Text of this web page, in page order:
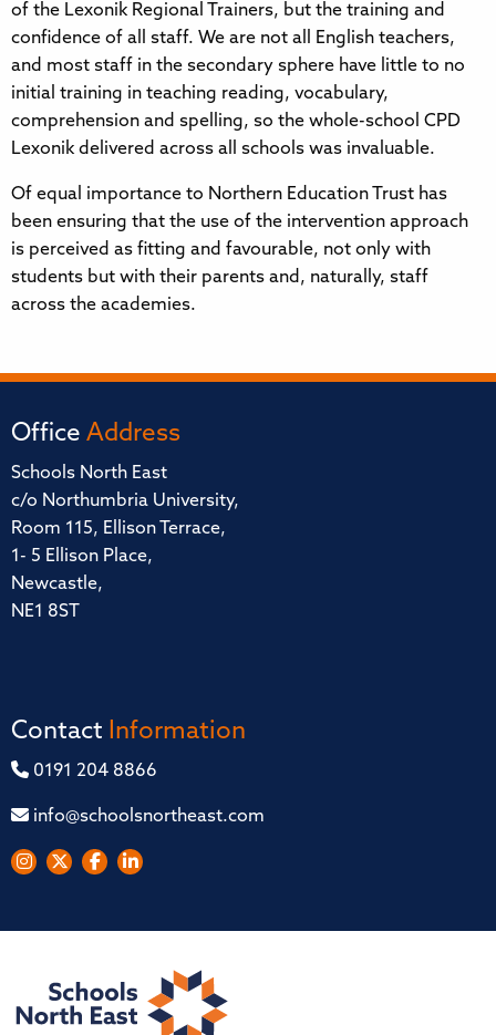
of the Lexonik Regional Trainers, but the training and
confidence of all staff. We are not all English teachers,
and most staff in the secondary sphere have little to no
initial training in teaching reading, vocabulary,
comprehension and spelling, so the whole-school CPD
Lexonik delivered across all schools was invaluable.​​​​‌‍​‍​‍‌‍‌​‍‌‍‍‌‌‍‌‌‍‍‌‌‍‍​‍​‍​‍‍​‍​‍‌​‌‍​‌‌‍‍‌‍‍‌‌‌​‌‍‌​‍‍‌‍‍‌‌‍​‍​‍​‍​​‍​‍‌‍‍​‌​‍‌‍‌‌‌‍‌‍​‍​‍​‍‍​‍​‍​‍‌​‌‌​‌‌‌‌‍‌​‌‍‍‌‌‍​‍‌‍‍‌‌‍‍‌‌​‌‍‌‌‌‍‍‌‌​​‍‌‍‌‌‌‍‌​‌‍‍‌‌‌​​‍‌‍‌‌‍‌‍‌​‌‍‌‌​‌‌​​‌​‍‌‍‌‌‌​‌‍‌‌‌‍‍‌‌​‌‍​‌‌‌​‌‍‍‌‌‍‌‍‍​‍‌‍‍‌‌‍‌​​‌‌‍​‌‌‍‌‍​​​​‍‌​‍‌​‍‌‌‍‌‍‌‍​‍​‍‌​‌‍​​‌‌‍‌​​‌​‍‌​‌​​​​​‌‌‍​​‍‌​‍​​‌‍​‌​‍‌​‍‌​‍‌​‌‍​‌‌​​‌‍‌‍​​‌​​‍​‍​​​​​‌‌​‌‍‌‍​‍​‍‌‌​‌‍‌‌​​‌‍‌‌​‌‌​‌‌​‌‍‌​‍‌‍‌​‍‌​​‌‍​‌‌‌​‌‍‍​​‌‌‍​‍‌‍‌‍‌​‌‍‌​‍‌‌​‌‌‌​​‍‌‌‌‍‍‌‍‌‌‌‍‌​‍‌‌​​‌​‌​​‍‌‌​​‌​‌​​‍‌‌​​‍​​‍​‍​​‌‌‍​‍‌‍​‌‌‍‌​​‌‍​​​​​‌‌‍‌‍​‍​​​‌‌‍‌‌​‍‌‌​​‍​​‍​‍‌‌​‌‌‌​‌​​‍‍‌‍​‌‍‍​‌‍‍‌‌‍​‌‍‌​‌​‍‌‍‌‌‌‍‍​‍‌‌​‌‌‌​​‍‌‌‌‍‍‌‍‌‌‌‍‌​‍‌‌​​‌​‌​​‍‌‌​​‌​‌​​‍‌‌​​‍​​‍‌‍‌​​‌‍​‌‌‌‍‌‍​‌​‌‌‍​‌‌‍‌‍​​​​​‌​​‍‌‍​​​​​‍‌‌​​‍​​‍​‍‌‌​‌‌‌​‌​​‍‍‌‌​‌‍‌‌‌‍​‌‌​​‌‍​‍‌‍​‌‌​‌‍‌‌‌‌‌‌‌​‍‌‍​​‌​‍‌‌​​‍‌​‌‍‌​‌‌​‌‌‌‌‍‌​‌‍‍‌‌‍​‍‌‍‌‍‍‌‌‍‌​​‌‌‍​‌‌‍‌‍​​​​‍‌​‍‌​‍‌‌‍‌‍‌‍​‍​‍‌​‌‍​​‌‌‍‌​​‌​‍‌​‌​​​​​‌‌‍​​‍‌​‍​​‌‍​‌​‍‌​‍‌​‍‌​‌‍​‌‌​​‌‍‌‍​​‌​​‍​‍​​​​​‌‌​‌‍‌‍​‍​‍‌‍‌‌​‌‍‌‌​​‌‍‌‌​‌‌​‌‌​‌‍‌​‍‌‍‌​‍‌‍‌​​‌‍​‌‌‌​‌‍‍​​‌‌‍​‍‌‍‌‍‌​‌‍‌​‍‌‌​‌‌‌​​‍‌‌‌‍‍‌‍‌‌‌‍‌​‍‌‌​​‌​‌​​‍‌‌​​‌​‌​​‍‌‌​​‍​​‍​‍​​‌‌‍​‍‌‍​‌‌‍‌​​‌‍​​​​​‌‌‍‌‍​‍​​​‌‌‍‌‌​‍‌‌​​‍​​‍​‍‌‌​‌‌‌​‌​​‍‍‌‍​‌‍‍​‌‍‍‌‌‍​‌‍‌​‌​‍‌‍‌‌‌‍‍​‍‌‌​‌‌‌​​‍‌‌‌‍‍‌‍‌‌‌‍‌​‍‌‌​​‌​‌​​‍‌‌​​‌​‌​​‍‌‌​​‍​​‍‌‍‌​​‌‍​‌‌‌‍‌‍​‌​‌‌‍​‌‌‍‌‍​​​​​‌​​‍‌‍​​​​​‍‌‌​​‍​​‍​‍‌‌​‌‌‌​‌​​‍‍‌‌​‌‍‌‌‌‍​‌‌​​‍‌‍‌​​‌‍‌‌‌​‍‌​‌​​‌‍‌‌‌‍​‌‌​‌‍‍‌‌‌‍‌‍‌‌​‌‌​​‌‌‌‌‍​‍‌‍​‌‍‍‌‌​‌‍‍​‌‍‌‌‌‍‌​​‍​‍‌‌
Of equal importance to ​​​​‌‍​‍​‍‌‍‌​‍‌‍‍‌‌‍‌‌‍‍‌‌‍‍​‍​‍​‍‍​‍​‍‌​‌‍​‌‌‍‍‌‍‍‌‌‌​‌‍‌​‍‍‌‍‍‌‌‍​‍​‍​‍​​‍​‍‌‍‍​‌​‍‌‍‌‌‌‍‌‍​‍​‍​‍‍​‍​‍​‍‌​‌‌​‌‌‌‌‍‌​‌‍‍‌‌‍​‍‌‍‍‌‌‍‍‌‌​‌‍‌‌‌‍‍‌‌​​‍‌‍‌‌‌‍‌​‌‍‍‌‌‌​​‍‌‍‌‌‍‌‍‌​‌‍‌‌​‌‌​​‌​‍‌‍‌‌‌​‌‍‌‌‌‍‍‌‌​‌‍​‌‌‌​‌‍‍‌‌‍‌‍‍​‍‌‍‍‌‌‍‌​​‌‌‍​‌‌‍‌‍​​​​‍‌​‍‌​‍‌‌‍‌‍‌‍​‍​‍‌​‌‍​​‌‌‍‌​​‌​‍‌​‌​​​​​‌‌‍​​‍‌​‍​​‌‍​‌​‍‌​‍‌​‍‌​‌‍​‌‌​​‌‍‌‍​​‌​​‍​‍​​​​​‌‌​‌‍‌‍​‍​‍‌‌​‌‍‌‌​​‌‍‌‌​‌‌​‌‌​‌‍‌​‍‌‍‌​‍‌​​‌‍​‌‌‌​‌‍‍​​‌‌‍​‍‌‍‌‍‌​‌‍‌​‍‌‌​‌‌‌​​‍‌‌‌‍‍‌‍‌‌‌‍‌​‍‌‌​​‌​‌​​‍‌‌​​‌​‌​​‍‌‌​​‍​​‍‌‍​‌‍​‌​​​‌‍​‍​‍‌​​‌‌‍‌‍‌‍‌​​‌‍​‌‌‍​‌‌‍‌‍​‍‌‌​​‍​​‍​‍‌‌​‌‌‌​‌​​‍‍‌‍​‌‍‍​‌‍‍‌‌‍​‌‍‌​‌​‍‌‍‌‌‌‍‍​‍‌‌​‌‌‌​​‍‌‌‌‍‍‌‍‌‌‌‍‌​‍‌‌​​‌​‌​​‍‌‌​​‌​‌​​‍‌‌​​‍​​‍‌‍‌‍​‌‍‌‍‌‌‌‍​‍‌‍​‌‌‍​‍​​‌​‌‌‌‍​‍​​‍​‌​‌‍​‍​​​​‍‌‌​​‍​​‍​‍‌‌​‌‌‌​‌​​‍‍‌‌​‌‍‌‌‌‍​‌‌​​‌‍​‍‌‍​‌‌​‌‍‌‌‌‌‌‌‌​‍‌‍​​‌​‍‌‌​​‍‌​‌‍‌​‌‌​‌‌‌‌‍‌​‌‍‍‌‌‍​‍‌‍‌‍‍‌‌‍‌​​‌‌‍​‌‌‍‌‍​​​​‍‌​‍‌​‍‌‌‍‌‍‌‍​‍​‍‌​‌‍​​‌‌‍‌​​‌​‍‌​‌​​​​​‌‌‍​​‍‌​‍​​‌‍​‌​‍‌​‍‌​‍‌​‌‍​‌‌​​‌‍‌‍​​‌​​‍​‍​​​​​‌‌​‌‍‌‍​‍​‍‌‍‌‌​‌‍‌‌​​‌‍‌‌​‌‌​‌‌​‌‍‌​‍‌‍‌​‍‌‍‌​​‌‍​‌‌‌​‌‍‍​​‌‌‍​‍‌‍‌‍‌​‌‍‌​‍‌‌​‌‌‌​​‍‌‌‌‍‍‌‍‌‌‌‍‌​‍‌‌​​‌​‌​​‍‌‌​​‌​‌​​‍‌‌​​‍​​‍‌‍​‌‍​‌​​​‌‍​‍​‍‌​​‌‌‍‌‍‌‍‌​​‌‍​‌‌‍​‌‌‍‌‍​‍‌‌​​‍​​‍​‍‌‌​‌‌‌​‌​​‍‍‌‍​‌‍‍​‌‍‍‌‌‍​‌‍‌​‌​‍‌‍‌‌‌‍‍​‍‌‌​‌‌‌​​‍‌‌‌‍‍‌‍‌‌‌‍‌​‍‌‌​​‌​‌​​‍‌‌​​‌​‌​​‍‌‌​​‍​​‍‌‍‌‍​‌‍‌‍‌‌‌‍​‍‌‍​‌‌‍​‍​​‌​‌‌‌‍​‍​​‍​‌​‌‍​‍​​​​‍‌‌​​‍​​‍​‍‌‌​‌‌‌​‌​​‍‍‌‌​‌‍‌‌‌‍​‌‌​​‍‌‍‌​​‌‍‌‌‌​‍‌​‌​​‌‍‌‌‌‍​‌‌​‌‍‍‌‌‌‍‌‍‌‌​‌‌​​‌‌‌‌‍​‍‌‍​‌‍‍‌‌​‌‍‍​‌‍‌‌‌‍‌​​‍​‍‌‌Northern Education Trust​​​​‌‍​‍​‍‌‍‌​‍‌‍‍‌‌‍‌‌‍‍‌‌‍‍​‍​‍​‍‍​‍​‍‌​‌‍​‌‌‍‍‌‍‍‌‌‌​‌‍‌​‍‍‌‍‍‌‌‍​‍​‍​‍​​‍​‍‌‍‍​‌​‍‌‍‌‌‌‍‌‍​‍​‍​‍‍​‍​‍​‍‌​‌‌​‌‌‌‌‍‌​‌‍‍‌‌‍​‍‌‍‍‌‌‍‍‌‌​‌‍‌‌‌‍‍‌‌​​‍‌‍‌‌‌‍‌​‌‍‍‌‌‌​​‍‌‍‌‌‍‌‍‌​‌‍‌‌​‌‌​​‌​‍‌‍‌‌‌​‌‍‌‌‌‍‍‌‌​‌‍​‌‌‌​‌‍‍‌‌‍‌‍‍​‍‌‍‍‌‌‍‌​​‌‌‍​‌‌‍‌‍​​​​‍‌​‍‌​‍‌‌‍‌‍‌‍​‍​‍‌​‌‍​​‌‌‍‌​​‌​‍‌​‌​​​​​‌‌‍​​‍‌​‍​​‌‍​‌​‍‌​‍‌​‍‌​‌‍​‌‌​​‌‍‌‍​​‌​​‍​‍​​​​​‌‌​‌‍‌‍​‍​‍‌‌​‌‍‌‌​​‌‍‌‌​‌‌​‌‌​‌‍‌​‍‌‍‌​‍‌​​‌‍​‌‌‌​‌‍‍​​‌‌‍​‍‌‍‌‍‌​‌‍‌​‍‌‌​‌‌‌​​‍‌‌‌‍‍‌‍‌‌‌‍‌​‍‌‌​​‌​‌​​‍‌‌​​‌​‌​​‍‌‌​​‍​​‍‌‍​‌‍​‌​​​‌‍​‍​‍‌​​‌‌‍‌‍‌‍‌​​‌‍​‌‌‍​‌‌‍‌‍​‍‌‌​​‍​​‍​‍‌‌​‌‌‌​‌​​‍‍‌‍​‌‍‍​‌‍‍‌‌‍​‌‍‌​‌​‍‌‍‌‌‌‍‍​‍‌‌​‌‌‌​​‍‌‌‌‍‍‌‍‌‌‌‍‌​‍‌‌​​‌​‌​​‍‌‌​​‌​‌​​‍‌‌​​‍​​‍‌‍‌‍​‌‍‌‍‌‌‌‍​‍‌‍​‌‌‍​‍​​‌​‌‌‌‍​‍​​‍​‌​‌‍​‍​​‌​‍‌‌​​‍​​‍​‍‌‌​‌‌‌​‌​​‍‍‌‌​‌‍‌‌‌‍​‌‌​​‌‍​‍‌‍​‌‌​‌‍‌‌‌‌‌‌‌​‍‌‍​​‌​‍‌‌​​‍‌​‌‍‌​‌‌​‌‌‌‌‍‌​‌‍‍‌‌‍​‍‌‍‌‍‍‌‌‍‌​​‌‌‍​‌‌‍‌‍​​​​‍‌​‍‌​‍‌‌‍‌‍‌‍​‍​‍‌​‌‍​​‌‌‍‌​​‌​‍‌​‌​​​​​‌‌‍​​‍‌​‍​​‌‍​‌​‍‌​‍‌​‍‌​‌‍​‌‌​​‌‍‌‍​​‌​​‍​‍​​​​​‌‌​‌‍‌‍​‍​‍‌‍‌‌​‌‍‌‌​​‌‍‌‌​‌‌​‌‌​‌‍‌​‍‌‍‌​‍‌‍‌​​‌‍​‌‌‌​‌‍‍​​‌‌‍​‍‌‍‌‍‌​‌‍‌​‍‌‌​‌‌‌​​‍‌‌‌‍‍‌‍‌‌‌‍‌​‍‌‌​​‌​‌​​‍‌‌​​‌​‌​​‍‌‌​​‍​​‍‌‍​‌‍​‌​​​‌‍​‍​‍‌​​‌‌‍‌‍‌‍‌​​‌‍​‌‌‍​‌‌‍‌‍​‍‌‌​​‍​​‍​‍‌‌​‌‌‌​‌​​‍‍‌‍​‌‍‍​‌‍‍‌‌‍​‌‍‌​‌​‍‌‍‌‌‌‍‍​‍‌‌​‌‌‌​​‍‌‌‌‍‍‌‍‌‌‌‍‌​‍‌‌​​‌​‌​​‍‌‌​​‌​‌​​‍‌‌​​‍​​‍‌‍‌‍​‌‍‌‍‌‌‌‍​‍‌‍​‌‌‍​‍​​‌​‌‌‌‍​‍​​‍​‌​‌‍​‍​​‌​‍‌‌​​‍​​‍​‍‌‌​‌‌‌​‌​​‍‍‌‌​‌‍‌‌‌‍​‌‌​​‍‌‍‌​​‌‍‌‌‌​‍‌​‌​​‌‍‌‌‌‍​‌‌​‌‍‍‌‌‌‍‌‍‌‌​‌‌​​‌‌‌‌‍​‍‌‍​‌‍‍‌‌​‌‍‍​‌‍‌‌‌‍‌​​‍​‍‌‌ has
been ensuring that the use of the intervention approach
is perceived as fitting and favourable, not only with
students but with their parents and, naturally, staff
across the academies.​​​​‌‍​‍​‍‌‍‌​‍‌‍‍‌‌‍‌‌‍‍‌‌‍‍​‍​‍​‍‍​‍​‍‌​‌‍​‌‌‍‍‌‍‍‌‌‌​‌‍‌​‍‍‌‍‍‌‌‍​‍​‍​‍​​‍​‍‌‍‍​‌​‍‌‍‌‌‌‍‌‍​‍​‍​‍‍​‍​‍​‍‌​‌‌​‌‌‌‌‍‌​‌‍‍‌‌‍​‍‌‍‍‌‌‍‍‌‌​‌‍‌‌‌‍‍‌‌​​‍‌‍‌‌‌‍‌​‌‍‍‌‌‌​​‍‌‍‌‌‍‌‍‌​‌‍‌‌​‌‌​​‌​‍‌‍‌‌‌​‌‍‌‌‌‍‍‌‌​‌‍​‌‌‌​‌‍‍‌‌‍‌‍‍​‍‌‍‍‌‌‍‌​​‌‌‍​‌‌‍‌‍​​​​‍‌​‍‌​‍‌‌‍‌‍‌‍​‍​‍‌​‌‍​​‌‌‍‌​​‌​‍‌​‌​​​​​‌‌‍​​‍‌​‍​​‌‍​‌​‍‌​‍‌​‍‌​‌‍​‌‌​​‌‍‌‍​​‌​​‍​‍​​​​​‌‌​‌‍‌‍​‍​‍‌‌​‌‍‌‌​​‌‍‌‌​‌‌​‌‌​‌‍‌​‍‌‍‌​‍‌​​‌‍​‌‌‌​‌‍‍​​‌‌‍​‍‌‍‌‍‌​‌‍‌​‍‌‌​‌‌‌​​‍‌‌‌‍‍‌‍‌‌‌‍‌​‍‌‌​​‌​‌​​‍‌‌​​‌​‌​​‍‌‌​​‍​​‍‌‍​‌‍​‌​​​‌‍​‍​‍‌​​‌‌‍‌‍‌‍‌​​‌‍​‌‌‍​‌‌‍‌‍​‍‌‌​​‍​​‍​‍‌‌​‌‌‌​‌​​‍‍‌‍​‌‍‍​‌‍‍‌‌‍​‌‍‌​‌​‍‌‍‌‌‌‍‍​‍‌‌​‌‌‌​​‍‌‌‌‍‍‌‍‌‌‌‍‌​‍‌‌​​‌​‌​​‍‌‌​​‌​‌​​‍‌‌​​‍​​‍‌‍‌‍​‌‍‌‍‌‌‌‍​‍‌‍​‌‌‍​‍​​‌​‌‌‌‍​‍​​‍​‌​‌‍​‍​​‍​‍‌‌​​‍​​‍​‍‌‌​‌‌‌​‌​​‍‍‌‌​‌‍‌‌‌‍​‌‌​​‌‍​‍‌‍​‌‌​‌‍‌‌‌‌‌‌‌​‍‌‍​​‌​‍‌‌​​‍‌​‌‍‌​‌‌​‌‌‌‌‍‌​‌‍‍‌‌‍​‍‌‍‌‍‍‌‌‍‌​​‌‌‍​‌‌‍‌‍​​​​‍‌​‍‌​‍‌‌‍‌‍‌‍​‍​‍‌​‌‍​​‌‌‍‌​​‌​‍‌​‌​​​​​‌‌‍​​‍‌​‍​​‌‍​‌​‍‌​‍‌​‍‌​‌‍​‌‌​​‌‍‌‍​​‌​​‍​‍​​​​​‌‌​‌‍‌‍​‍​‍‌‍‌‌​‌‍‌‌​​‌‍‌‌​‌‌​‌‌​‌‍‌​‍‌‍‌​‍‌‍‌​​‌‍​‌‌‌​‌‍‍​​‌‌‍​‍‌‍‌‍‌​‌‍‌​‍‌‌​‌‌‌​​‍‌‌‌‍‍‌‍‌‌‌‍‌​‍‌‌​​‌​‌​​‍‌‌​​‌​‌​​‍‌‌​​‍​​‍‌‍​‌‍​‌​​​‌‍​‍​‍‌​​‌‌‍‌‍‌‍‌​​‌‍​‌‌‍​‌‌‍‌‍​‍‌‌​​‍​​‍​‍‌‌​‌‌‌​‌​​‍‍‌‍​‌‍‍​‌‍‍‌‌‍​‌‍‌​‌​‍‌‍‌‌‌‍‍​‍‌‌​‌‌‌​​‍‌‌‌‍‍‌‍‌‌‌‍‌​‍‌‌​​‌​‌​​‍‌‌​​‌​‌​​‍‌‌​​‍​​‍‌‍‌‍​‌‍‌‍‌‌‌‍​‍‌‍​‌‌‍​‍​​‌​‌‌‌‍​‍​​‍​‌​‌‍​‍​​‍​‍‌‌​​‍​​‍​‍‌‌​‌‌‌​‌​​‍‍‌‌​‌‍‌‌‌‍​‌‌​​‍‌‍‌​​‌‍‌‌‌​‍‌​‌​​‌‍‌‌‌‍​‌‌​‌‍‍‌‌‌‍‌‍‌‌​‌‌​​‌‌‌‌‍​‍‌‍​‌‍‍‌‌​‌‍‍​‌‍‌‌‌‍‌​​‍​‍‌‌
Office Address
Schools North East
c/o Northumbria University,
Room 115, Ellison Terrace,
1- 5 Ellison Place,
Newcastle,
NE1 8ST
Contact Information
0191 204 8866
info@schoolsnortheast.com